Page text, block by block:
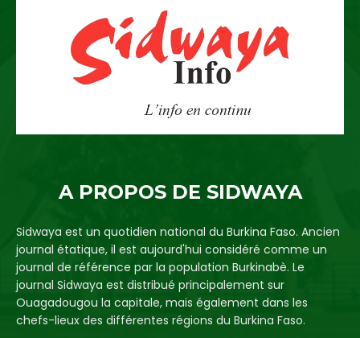
A PROPOS DE SIDWAYA
Sidwaya est un quotidien national du Burkina Faso. Ancien
journal étatique, il est aujourd'hui considéré comme un
journal de référence par la population Burkinabè. Le
journal Sidwaya est distribué principalement sur
Ouagadougou la capitale, mais également dans les
chefs-lieux des différentes régions du Burkina Faso.